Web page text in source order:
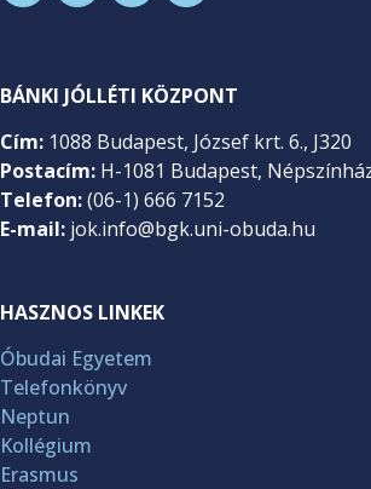
BÁNKI JÓLLÉTI KÖZPONT
Cím: 1088 Budapest, József krt. 6., J320
Postacím: H-1081 Budapest,
Telefon:(06-1) 666 7152
E-mail: jok.info@bgk.uni-obuda.hu
HASZNOS LINKEK
Óbudai Egyetem
Telefonkönyv
Neptun
Kollégium
Erasmus